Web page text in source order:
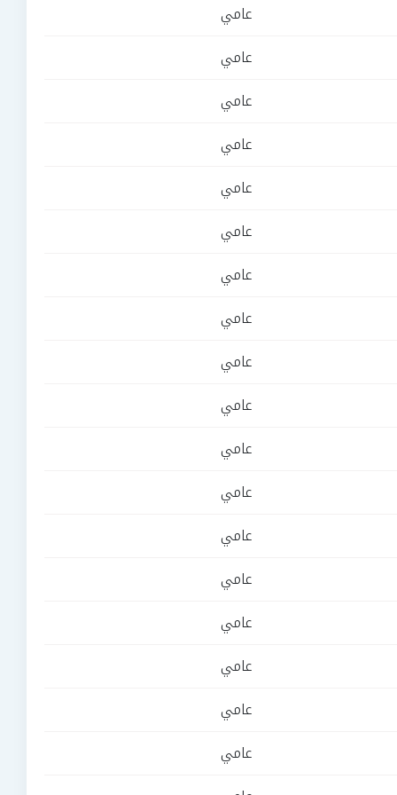
عامي
عامي
عامي
عامي
عامي
عامي
عامي
عامي
عامي
عامي
عامي
عامي
عامي
عامي
عامي
عامي
عامي
عامي